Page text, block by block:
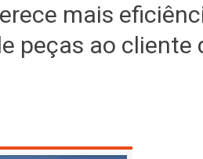
mais
peças ao cliente